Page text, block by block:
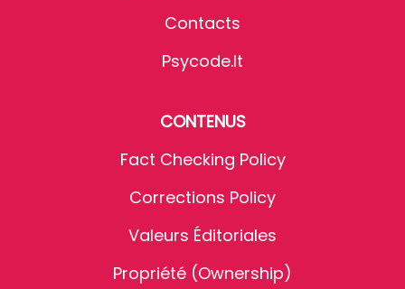
Contacts
Psycode.it
CONTENUS
Fact Checking Policy
Corrections Policy
Valeurs Éditoriales
Propriété (Ownership)